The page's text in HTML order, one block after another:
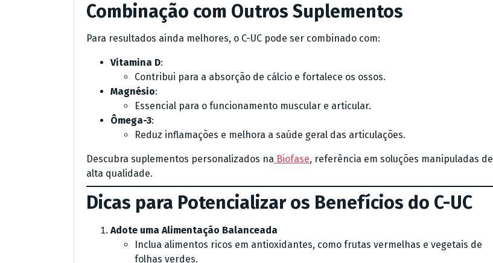
Combinação com Outros Suplementos
Para resultados ainda melhores, o C-UC pode ser combinado com:
Vitamina D:
Contribui para a absorção de cálcio e fortalece os ossos.
Magnésio:
Essencial para o funcionamento muscular e articular.
Ômega-3:
Reduz inflamações e melhora a saúde geral das articulações.
Descubra suplementos personalizados na Biofase, referência em soluções manipuladas de
alta qualidade.
Dicas para Potencializar os Benefícios do C-UC
Adote uma Alimentação Balanceada
Inclua alimentos ricos em antioxidantes, como frutas vermelhas e vegetais de
folhas verdes.